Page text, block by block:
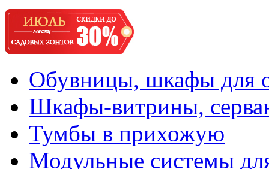
Обувницы, шкафы для
Шкафы-витрины,
Тумбы в прихожую
Модульные системы